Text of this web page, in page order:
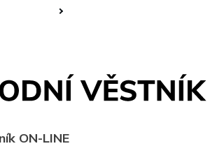
ON-LINE